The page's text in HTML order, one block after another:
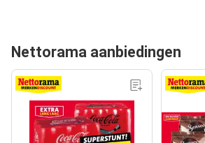
Nettorama aanbiedingen